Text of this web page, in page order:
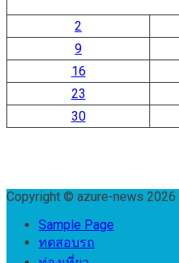
2
9
16
23
30
Copyright © azure-news 2026
Sample Page
ทดสอบรถ